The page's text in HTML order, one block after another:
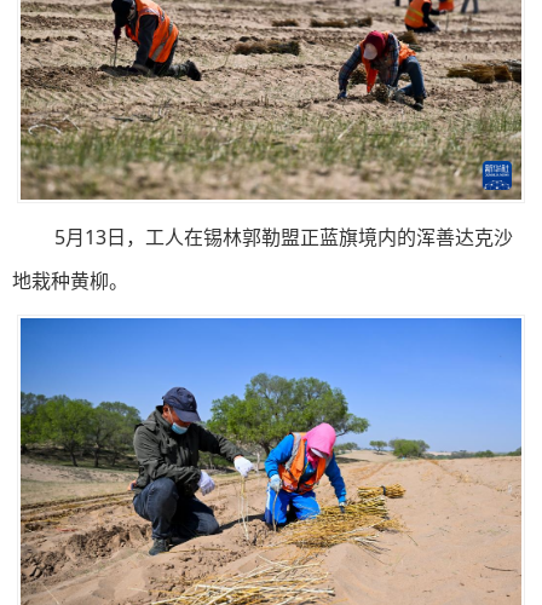
5月13日，工人在锡林郭勒盟正蓝旗境内的浑善达克沙
地栽种黄柳。